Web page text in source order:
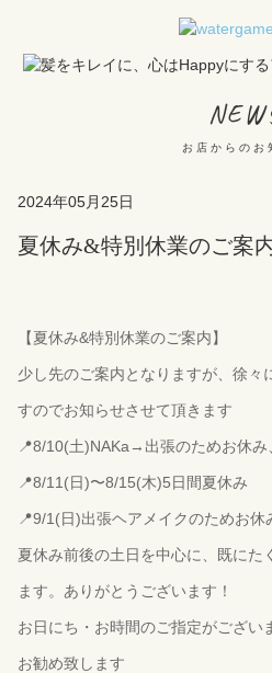
お店からのお
2024年05月25日
夏休み&特別休業のご案
【夏休み&特別休業のご案内】
少し先のご案内となりますが、徐々
すのでお知らせさせて頂きます
📍8/10(土)NAKa→出張のためお休
📍8/11(日)〜8/15(木)5日間夏休み
📍9/1(日)出張ヘアメイクのためお休
夏休み前後の土日を中心に、既にた
ます。ありがとうございます！
お日にち・お時間のご指定がござい
お勧め致します